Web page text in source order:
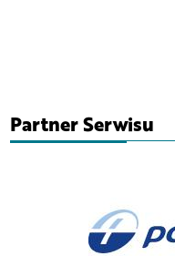
Partner Serwisu